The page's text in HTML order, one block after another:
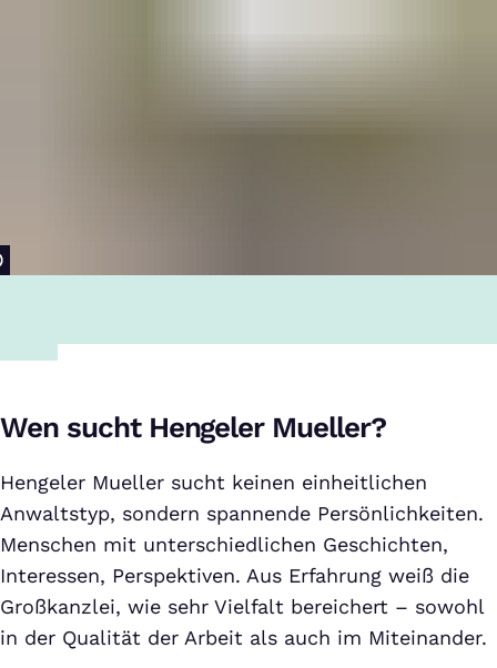
Wen sucht Hengeler Mueller?
Hengeler Mueller sucht keinen einheitlichen
Anwaltstyp, sondern spannende Persönlichkeiten.
Menschen mit unterschiedlichen Geschichten,
Interessen, Perspektiven. Aus Erfahrung weiß die
Großkanzlei, wie sehr Vielfalt bereichert – sowohl
in der Qualität der Arbeit als auch im Miteinander.